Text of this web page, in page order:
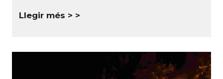
Llegir més >